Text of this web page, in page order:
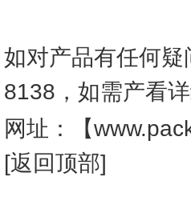
如对产品有任何
8138 ，如需产看
网址：【
[返回顶部]